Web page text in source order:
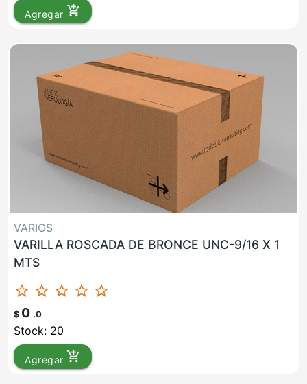
Agregar add_shopping_cart
VARIOS
VARILLA ROSCADA DE BRONCE UNC-9/16 X 1
MTS
star_border star_border star_border star_border star_border
$ 0 .0
Stock: 20
Agregar add_shopping_cart